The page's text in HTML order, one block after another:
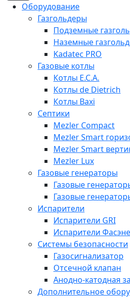
Оборудование
Газгольдеры
Подземные
Наземные
Kadatec PRO
Газовые котлы
Котлы E.C.A.
Котлы de Dietrich
Котлы Baxi
Септики
Mezler Compact
Mezler Smart
Mezler Smart
Mezler Lux
Газовые генераторы
Газовые
Газовые
Испарители
Испарители GRI
Испарители
Системы безопасности
Газосигнализатор
Отсечной клапан
Анодно-катодная
Дополнительное